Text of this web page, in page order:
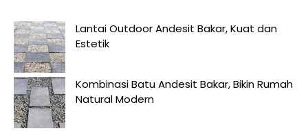
Lantai Outdoor Andesit Bakar, Kuat dan
Estetik
Kombinasi Batu Andesit Bakar, Bikin Rumah
Natural Modern